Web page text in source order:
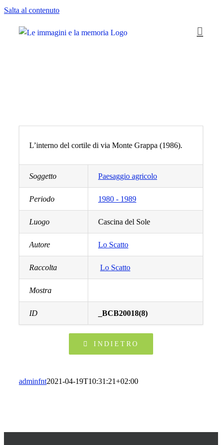
Salta al contenuto
L’interno del cortile di via Monte Grappa (1986).
Soggetto Paesaggio agricolo
Periodo 1980 - 1989
Luogo Cascina del Sole
Autore Lo Scatto
Raccolta Lo Scatto
Mostra
ID _BCB20018(8)
INDIETRO
adminfnt2021-04-19T10:31:21+02:00